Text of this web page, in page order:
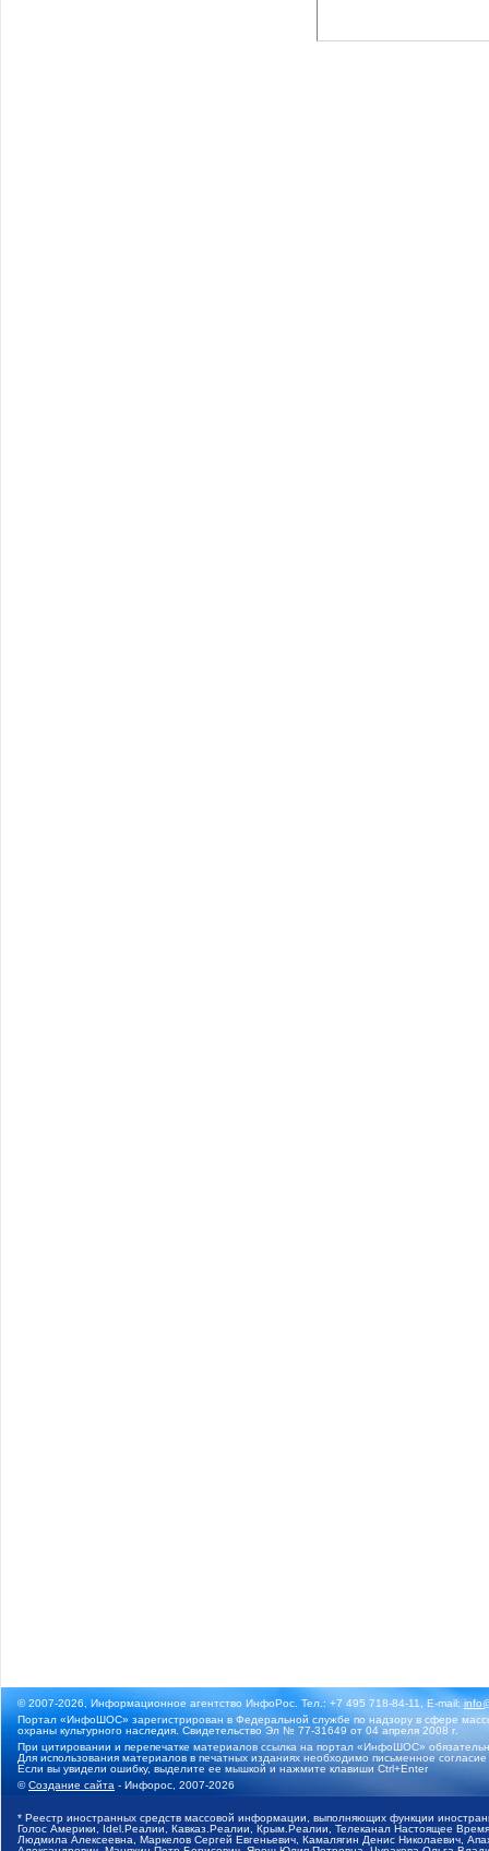
© 2007-2026, Информационное агентство ИнфоРос. Тел.: +7 495 718-84-11, E-mail:
Портал «ИнфоШОС» зарегистрирован в Федеральной службе по надзору в сфере
охраны культурного наследия. Свидетельство Эл № 77-31649 от 04 апреля 2008 г.
При цитировании и перепечатке материалов ссылка на портал «ИнфоШОС»
Для использования материалов в печатных изданиях необходимо письменное
Если вы увидели ошибку, выделите ее мышкой и нажмите клавиши Ctrl+Enter
©Создание сайта - Инфорос, 2007-2026
* Реестр иностранных средств массовой информации, выполняющих функции
Голос Америки, Idel.Реалии, Кавказ.Реалии, Крым.Реалии, Телеканал Настоящее
Людмила Алексеевна, Маркелов Сергей Евгеньевич, Камалягин Денис Николаевич,